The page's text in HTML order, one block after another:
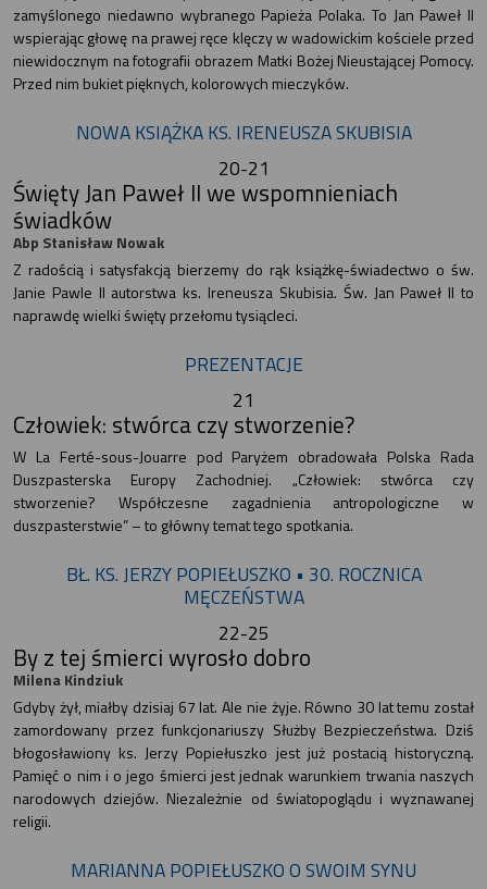
zamyślonego niedawno wybranego Papieża Polaka. To Jan Paweł II
wspierając głowę na prawej ręce klęczy w wadowickim kościele przed
niewidocznym na fotografii obrazem Matki Bożej Nieustającej Pomocy.
Przed nim bukiet pięknych, kolorowych mieczyków.
NOWA KSIĄŻKA KS. IRENEUSZA SKUBISIA
20-21
Święty Jan Paweł II we wspomnieniach
świadków
Abp Stanisław Nowak
Z radością i satysfakcją bierzemy do rąk książkę-świadectwo o św.
Janie Pawle II autorstwa ks. Ireneusza Skubisia. Św. Jan Paweł II to
naprawdę wielki święty przełomu tysiącleci.
PREZENTACJE
21
Człowiek: stwórca czy stworzenie?
W La Ferté-sous-Jouarre pod Paryżem obradowała Polska Rada
Duszpasterska Europy Zachodniej. „Człowiek: stwórca czy
stworzenie? Współczesne zagadnienia antropologiczne w
duszpasterstwie” – to główny temat tego spotkania.
BŁ. KS. JERZY POPIEŁUSZKO • 30. ROCZNICA
MĘCZEŃSTWA
22-25
By z tej śmierci wyrosło dobro
Milena Kindziuk
Gdyby żył, miałby dzisiaj 67 lat. Ale nie żyje. Równo 30 lat temu został
zamordowany przez funkcjonariuszy Służby Bezpieczeństwa. Dziś
błogosławiony ks. Jerzy Popiełuszko jest już postacią historyczną.
Pamięć o nim i o jego śmierci jest jednak warunkiem trwania naszych
narodowych dziejów. Niezależnie od światopoglądu i wyznawanej
religii.
MARIANNA POPIEŁUSZKO O SWOIM SYNU